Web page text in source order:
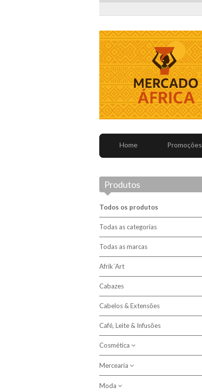
Home Promoções
Produtos
Todos os produtos
Todas as categorias
Todas as marcas
Afrik´Art
Cabazes
Cabelos & Extensões
Café, Leite & Infusões
Cosmética
Cabelo
Corpo
Mercearia
Arroz
Moda